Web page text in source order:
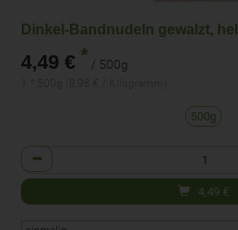
Dinkel-Bandnudeln gewalzt, hel
4,49 € * / 500g
500g
Anzahl
4,49 €